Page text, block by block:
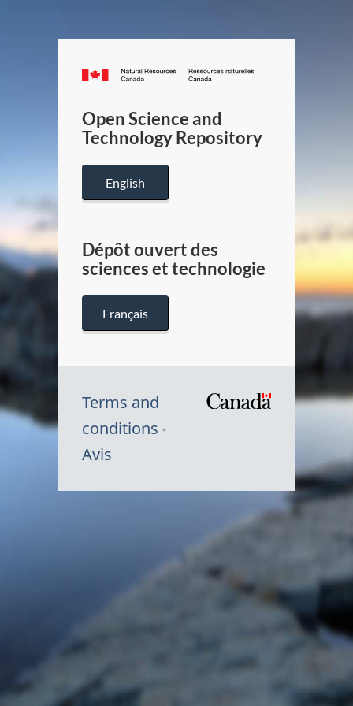
Canada.ca
/
Canada
Open Science and
Technology Repository
English
Dépôt ouvert des
sciences et technologie
Français
Terms and
conditions
Avis
du